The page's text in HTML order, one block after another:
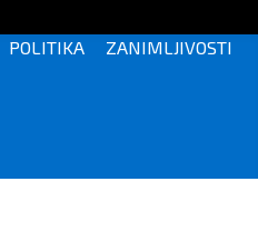
POLITIKA ZANIMLJIVOSTI